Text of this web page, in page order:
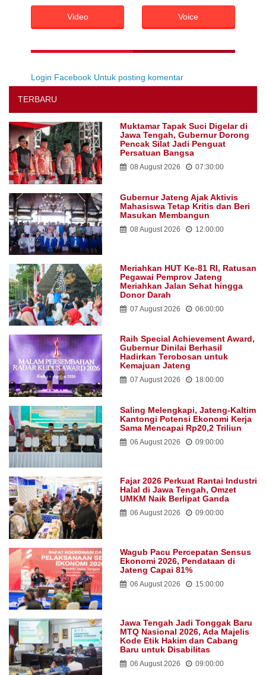
Video Voice
Login Facebook Untuk posting komentar
TERBARU
Muktamar Tapak Suci Digelar di
Jawa Tengah, Gubernur Dorong
Pencak Silat Jadi Penguat
Persatuan Bangsa
08 August 2026 07:30:00
Gubernur Jateng Ajak Aktivis
Mahasiswa Tetap Kritis dan Beri
Masukan Membangun
08 August 2026 12:00:00
Meriahkan HUT Ke-81 RI, Ratusan
Pegawai Pemprov Jateng
Meriahkan Jalan Sehat hingga
Donor Darah
07 August 2026 06:00:00
Raih Special Achievement Award,
Gubernur Dinilai Berhasil
Hadirkan Terobosan untuk
Kemajuan Jateng
07 August 2026 18:00:00
Saling Melengkapi, Jateng-Kaltim
Kantongi Potensi Ekonomi Kerja
Sama Mencapai Rp20,2 Triliun
06 August 2026 09:00:00
Fajar 2026 Perkuat Rantai Industri
Halal di Jawa Tengah, Omzet
UMKM Naik Berlipat Ganda
06 August 2026 09:00:00
Wagub Pacu Percepatan Sensus
Ekonomi 2026, Pendataan di
Jateng Capai 81%
06 August 2026 15:00:00
Jawa Tengah Jadi Tonggak Baru
MTQ Nasional 2026, Ada Majelis
Kode Etik Hakim dan Cabang
Baru untuk Disabilitas
06 August 2026 09:00:00